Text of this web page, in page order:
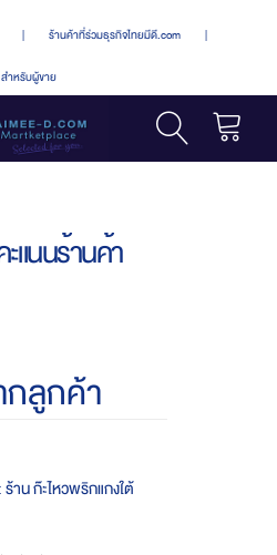
| ร้านค้าที่ร่วมธุรกิจไทยมีดี.com |
สำหรับผู้ขาย
แนนร้านค้า
กลูกค้า
าน ก๊ะไหวพริกแกงใต้